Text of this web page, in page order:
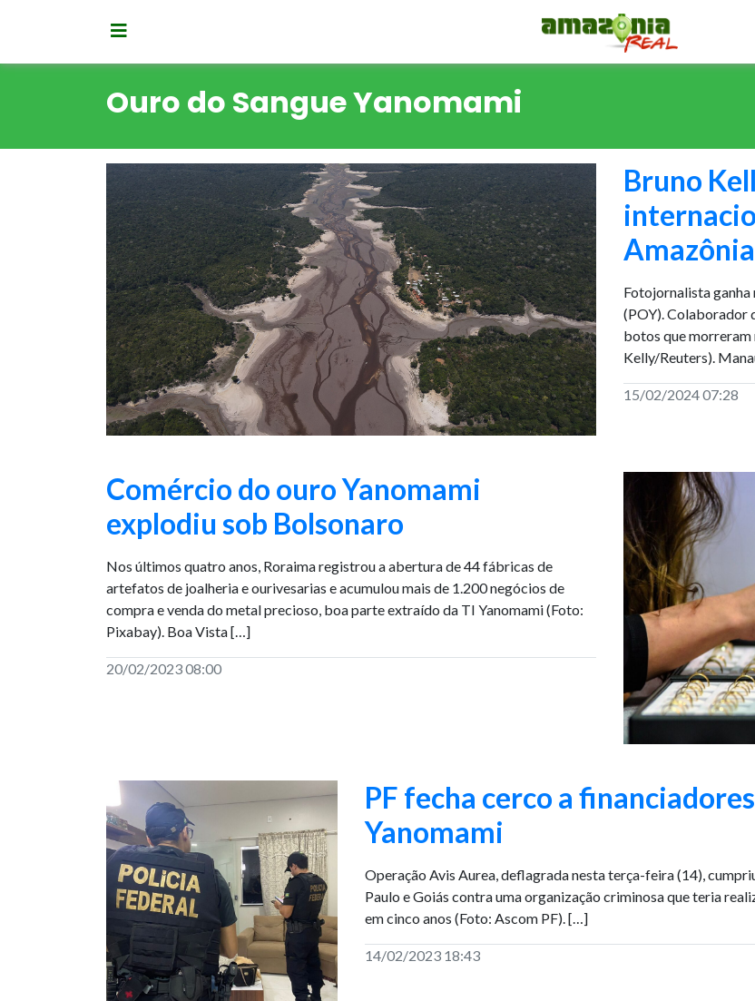
Ouro do Sangue Yanomami
Bruno
Amazônia
Fotojornalista ganha
(POY). Colaborador
botos que morreram
Kelly/Reuters).
15/02/2024 07:28
Comércio do ouro Yanomami
explodiu sob Bolsonaro
Nos últimos quatro anos, Roraima registrou a abertura de 44 fábricas de
artefatos de joalheria e ourivesarias e acumulou mais de 1.200 negócios de
compra e venda do metal precioso, boa parte extraído da TI Yanomami (Foto:
Pixabay). Boa Vista […]
20/02/2023 08:00
PF fecha cerco a
Yanomami
Operação Avis Aurea, deflagrada nesta terça-feira (14),
Paulo e Goiás contra uma organização criminosa que teria
em cinco anos (Foto: Ascom PF). […]
14/02/2023 18:43